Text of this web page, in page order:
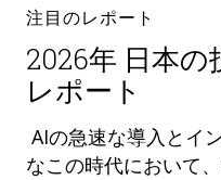
注目のレポート
2026年 日本の
レポート
AIの急速な導入とイ
なこの時代において